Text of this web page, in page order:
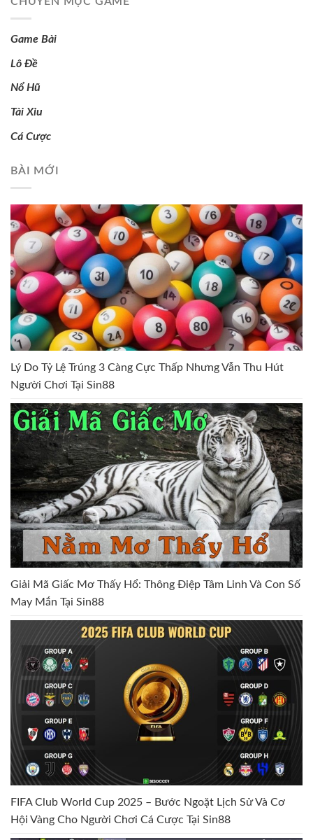
Game Bài
Lô Đề
Nổ Hũ
Tài Xỉu
Cá Cược
BÀI MỚI
Lý Do Tỷ Lệ Trúng 3 Càng Cực Thấp Nhưng Vẫn Thu Hút
Người Chơi Tại Sin88
Giải Mã Giấc Mơ Thấy Hổ: Thông Điệp Tâm Linh Và Con Số
May Mắn Tại Sin88
FIFA Club World Cup 2025 – Bước Ngoặt Lịch Sử Và Cơ
Hội Vàng Cho Người Chơi Cá Cược Tại Sin88